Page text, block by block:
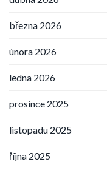
března 2026
února 2026
ledna 2026
prosince 2025
listopadu 2025
října 2025